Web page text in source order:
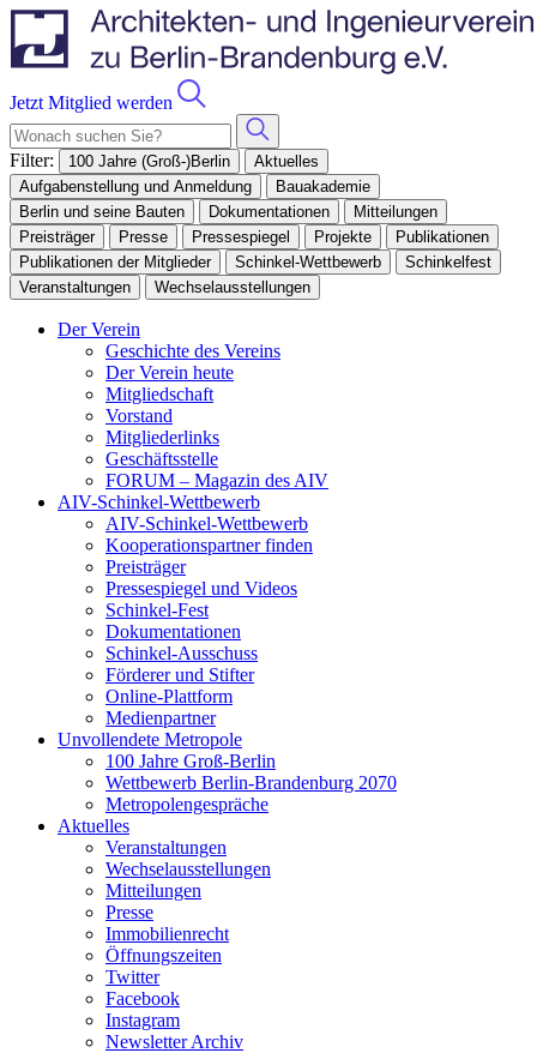
Jetzt Mitglied werden
Filter: 100 Jahre (Groß-)Berlin
Aktuelles
Aufgabenstellung und Anmeldung
Bauakademie
Berlin und seine Bauten
Dokumentationen
Mitteilungen
Preisträger
Presse Pressespiegel Projekte
Publikationen
Publikationen der Mitglieder
Schinkel-Wettbewerb
Schinkelfest
Veranstaltungen
Wechselausstellungen
Der Verein
Geschichte des Vereins
Der Verein heute
Mitgliedschaft
Vorstand
Mitgliederlinks
Geschäftsstelle
FORUM – Magazin des AIV
AIV-Schinkel-Wettbewerb
AIV-Schinkel-Wettbewerb
Kooperationspartner finden
Preisträger
Pressespiegel und Videos
Schinkel-Fest
Dokumentationen
Schinkel-Ausschuss
Förderer und Stifter
Online-Plattform
Medienpartner
Unvollendete Metropole
100 Jahre Groß-Berlin
Wettbewerb Berlin-Brandenburg 2070
Metropolengespräche
Aktuelles
Veranstaltungen
Wechselausstellungen
Mitteilungen
Presse
Immobilienrecht
Öffnungszeiten
Twitter
Facebook
Instagram
Newsletter Archiv